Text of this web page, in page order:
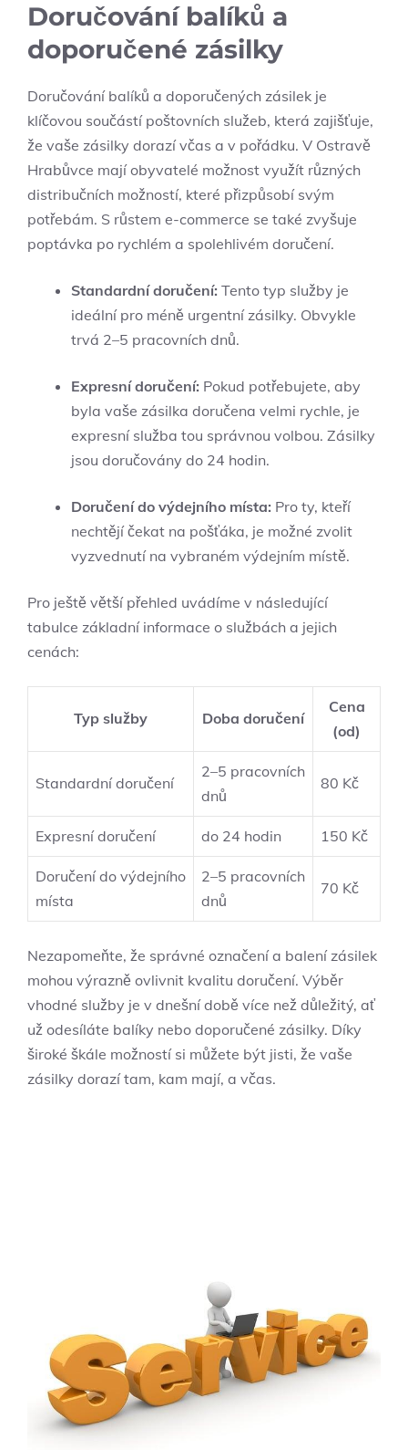
Doručování balíků a
doporučené zásilky
Doručování balíků a doporučených zásilek je
klíčovou součástí poštovních služeb, která zajišťuje,
že vaše zásilky dorazí včas a v pořádku. V Ostravě
Hrabůvce mají obyvatelé možnost využít různých
distribučních možností, které přizpůsobí svým
potřebám. S růstem e-commerce se také zvyšuje
poptávka po rychlém a spolehlivém doručení.
Standardní doručení: Tento typ služby je
ideální pro méně urgentní zásilky. Obvykle
trvá 2–5 pracovních dnů.
Expresní doručení: Pokud potřebujete, aby
byla vaše zásilka doručena velmi rychle, je
expresní služba tou správnou volbou. Zásilky
jsou doručovány do 24 hodin.
Doručení do výdejního místa: Pro ty, kteří
nechtějí čekat na pošťáka, je možné zvolit
vyzvednutí na vybraném výdejním místě.
Pro ještě větší přehled uvádíme v následující
tabulce základní informace o službách a jejich
cenách:
Typ služby Doba doručení
Cena
(od)
Standardní doručení
2–5 pracovních
dnů
80 Kč
Expresní doručení do 24 hodin 150 Kč
Doručení do výdejního
místa
2–5 pracovních
dnů
70 Kč
Nezapomeňte, že správné označení a balení zásilek
mohou výrazně ovlivnit kvalitu doručení. Výběr
vhodné služby je v dnešní době více než důležitý, ať
už odesíláte balíky nebo doporučené zásilky. Díky
široké škále možností si můžete být jisti, že vaše
zásilky dorazí tam, kam mají, a včas.